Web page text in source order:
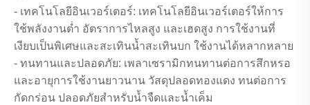
- เทคโนโลยีอินเวอร์เตอร์: เทคโนโลยีอินเวอร์เตอร์ให้การ
ใช้พลังงานต่ำ อัตราการไหลสูง และเฮดสูง การใช้งานที่
เงียบเป็นพิเศษและสะเทินน้ำสะเทินบก ใช้งานได้หลากหลาย
- ทนทานและปลอดภัย: เพลาเซรามิกทนทานต่อการสึกหรอ
และอายุการใช้งานยาวนาน วัสดุปลอดทองแดง ทนต่อการ
กัดกร่อน ปลอดภัยสำหรับน้ำจืดและน้ำเค็ม